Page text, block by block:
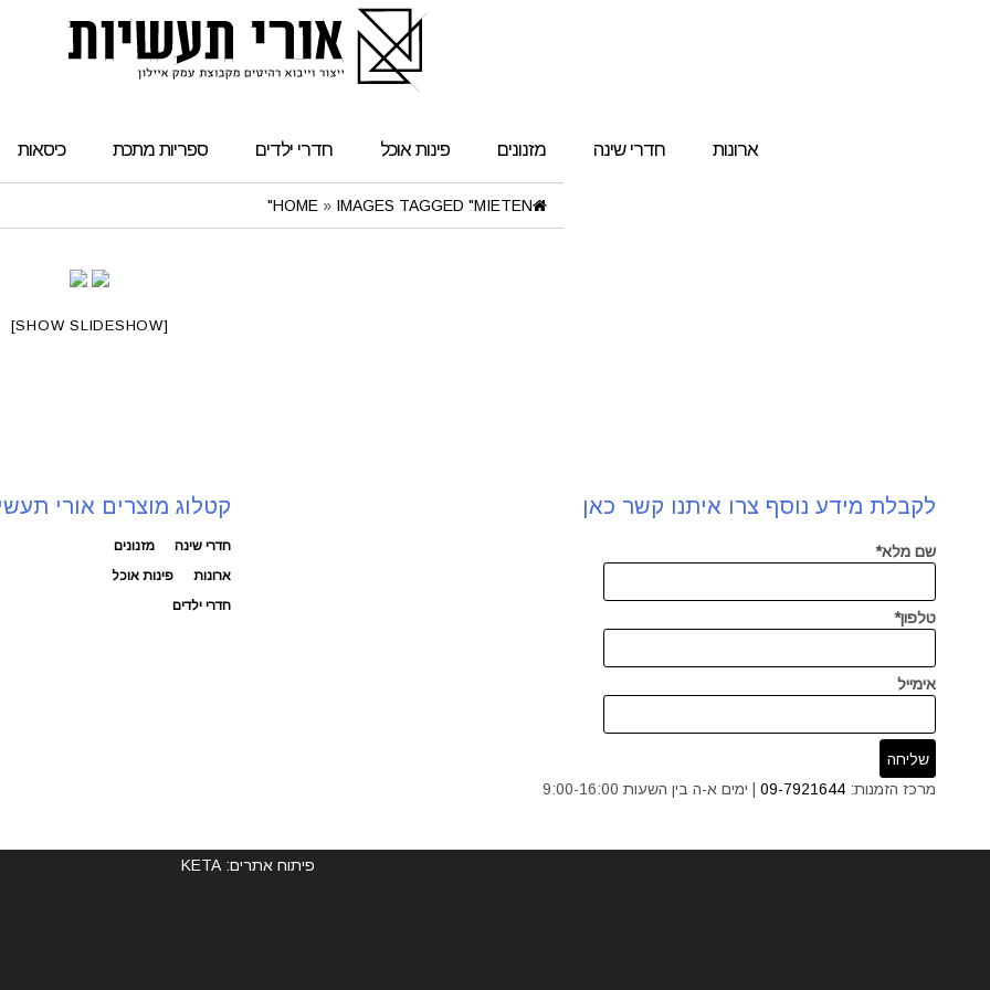
ארונות חדרי שינה מזנונים פינות אוכל חדרי ילדים ספריות מתכת כיסאות
HOME » IMAGES TAGGED "MIETEN"
[SHOW SLIDESHOW]
קטלוג מוצרים אורי
חדרי שינה
מזנונים
ארונות
פינות אוכל
חדרי ילדים
לקבלת מידע נוסף צרו איתנו קשר כאן
שם מלא*
טלפון*
אימייל
מרכז הזמנות: 09-7921644| ימים א-ה בין השעות 9:00-16:00
פיתוח אתרים: KETA